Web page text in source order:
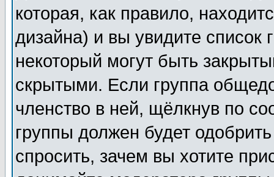
которая, как правило,
дизайна) и вы увидите список
некоторый могут быть
скрытыми. Если группа
членство в ней, щёлкнув по
группы должен будет
спросить, зачем вы хотите